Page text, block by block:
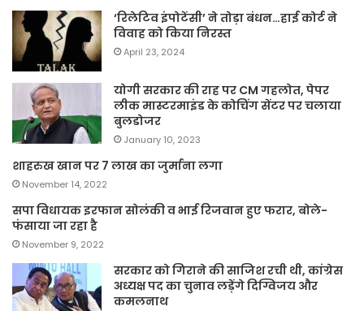
‘रिलेटिव इंपोटेंसी’ ने तोड़ा बंधन…हाई कोर्ट ने
विवाह को किया निरस्त
April 23, 2024
योगी सरकार की राह पर CM गहलोत, पेपर
लीक मास्टरमाइंड के कोचिंग सेंटर पर चलाया
बुलडोजर
January 10, 2023
शाहरुख खान पर 7 लाख का जुर्माना लगा
November 14, 2022
सपा विधायक इरफान सोलंकी व भाई रिजवान हुए फरार, बोले-
फंसाया जा रहा है
November 9, 2022
सरकार को गिराने की साजिश रची थी, कांग्रेस
अध्यक्ष पद का चुनाव लड़ेंगे दिग्विजय और
कमलनाथ